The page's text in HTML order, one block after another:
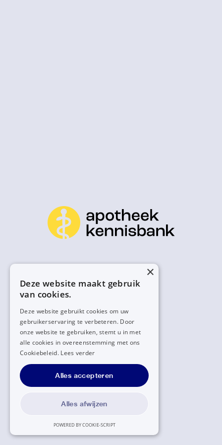
×
Deze website maakt gebruik
van cookies.
Deze website gebruikt cookies om uw
gebruikerservaring te verbeteren. Door
onze website te gebruiken, stemt u in met
alle cookies in overeenstemming met ons
Cookiebeleid. Lees verder
Alles accepteren
Alles afwijzen
POWERED BY COOKIE-SCRIPT